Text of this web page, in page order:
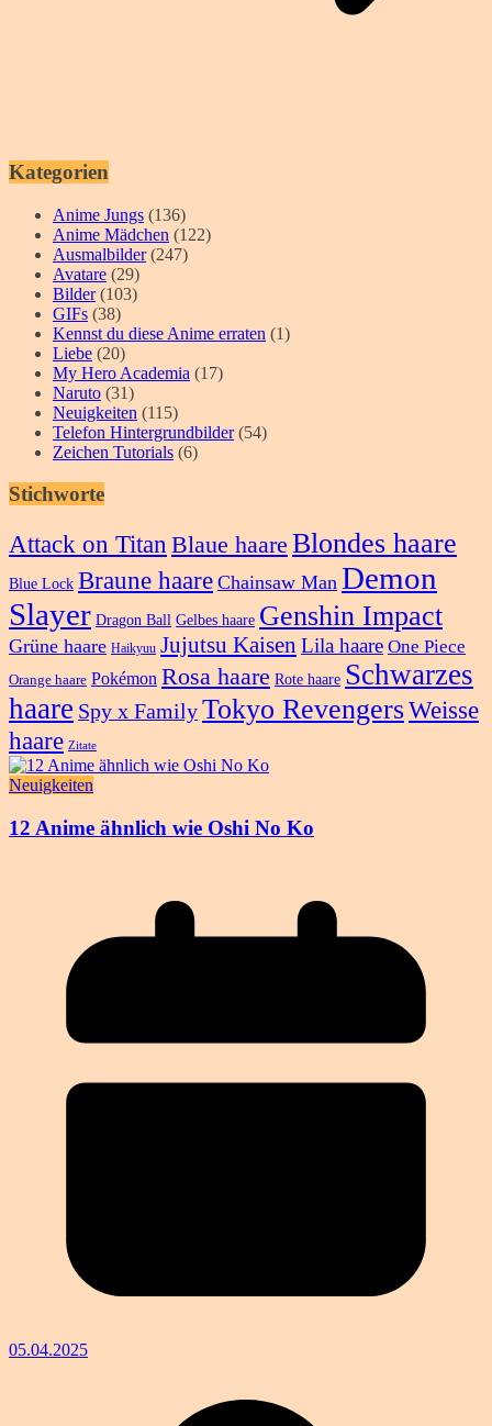
Kategorien
Anime Jungs (136)
Anime Mädchen (122)
Ausmalbilder(247)
Avatare (29)
Bilder(103)
GIFs (38)
Kennst du diese Anime erraten (1)
Liebe (20)
My Hero Academia (17)
Naruto (31)
Neuigkeiten (115)
Telefon Hintergrundbilder(54)
Zeichen Tutorials (6)
Stichworte
Attack on Titan Blaue haare Blondes haare
Blue Lock Braune haare Chainsaw Man Demon
Slayer Dragon Ball Gelbes haare Genshin Impact
Grüne haare Haikyuu Jujutsu Kaisen Lila haare One Piece
Orange haare Pokémon Rosa haare Rote haare Schwarzes
haare Spy x FamilyTokyo RevengersWeisse
haare Zitate
Neuigkeiten
12 Anime ähnlich wie Oshi No Ko
05.04.2025